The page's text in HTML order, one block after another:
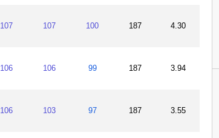
107 107 100 187 4.30
106 106 99 187 3.94
106 103 97 187 3.55